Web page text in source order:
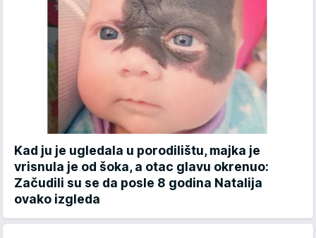
Kad ju je ugledala u porodilištu, majka je
vrisnula je od šoka, a otac glavu okrenuo:
Začudili su se da posle 8 godina Natalija
ovako izgleda